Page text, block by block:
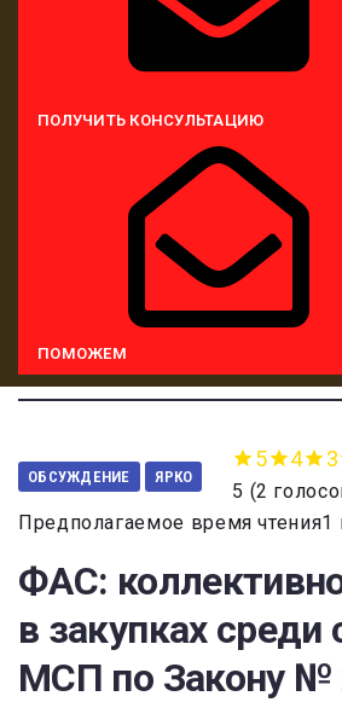
ПОЛУЧИТЬ КОНСУЛЬТАЦИЮ
ПОМОЖЕМ
ОБСУЖДЕНИЕ ЯРКО
5 4 3
5 (2
Предполагаемое время чтения1
ФАС:
в закупках среди
МСП по Закону №